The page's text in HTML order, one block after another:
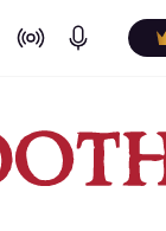
On Air Podcasts